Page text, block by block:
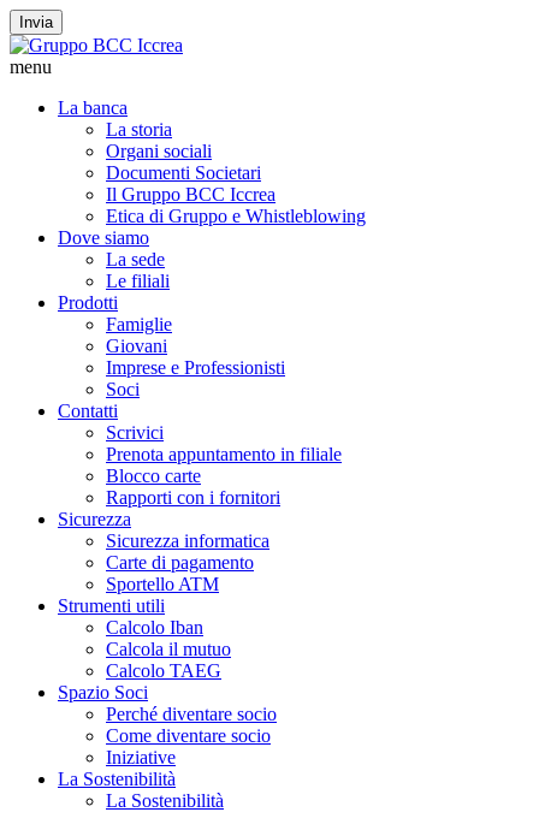
Invia
menu
La banca
La storia
Organi sociali
Documenti Societari
Il Gruppo BCC Iccrea
Etica di Gruppo e Whistleblowing
Dove siamo
La sede
Le filiali
Prodotti
Famiglie
Giovani
Imprese e Professionisti
Soci
Contatti
Scrivici
Prenota appuntamento in filiale
Blocco carte
Rapporti con i fornitori
Sicurezza
Sicurezza informatica
Carte di pagamento
Sportello ATM
Strumenti utili
Calcolo Iban
Calcola il mutuo
Calcolo TAEG
Spazio Soci
Perché diventare socio
Come diventare socio
Iniziative
La Sostenibilità
La Sostenibilità